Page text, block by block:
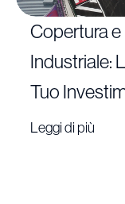
Copertura
Industriale:
Tuo
Leggi di più